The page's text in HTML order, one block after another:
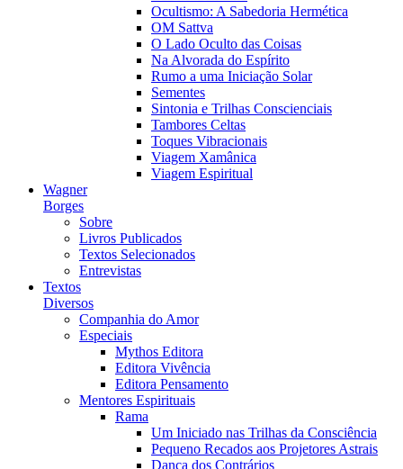
Ocultismo: A Sabedoria Hermética
OM Sattva
O Lado Oculto das Coisas
Na Alvorada do Espírito
Rumo a uma Iniciação Solar
Sementes
Sintonia e Trilhas Conscienciais
Tambores Celtas
Toques Vibracionais
Viagem Xamânica
Viagem Espiritual
Wagner
Borges
Sobre
Livros Publicados
Textos Selecionados
Entrevistas
Textos
Diversos
Companhia do Amor
Especiais
Mythos Editora
Editora Vivência
Editora Pensamento
Mentores Espirituais
Rama
Um Iniciado nas Trilhas da Consciência
Pequeno Recados aos Projetores Astrais
Dança dos Contrários